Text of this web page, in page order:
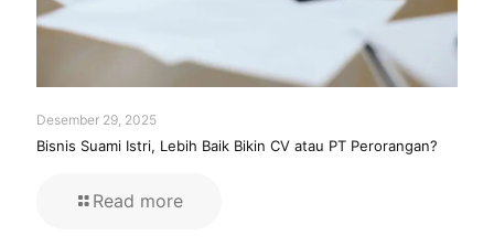
Desember 29, 2025
Bisnis Suami Istri, Lebih Baik Bikin CV atau PT Perorangan?
Read more